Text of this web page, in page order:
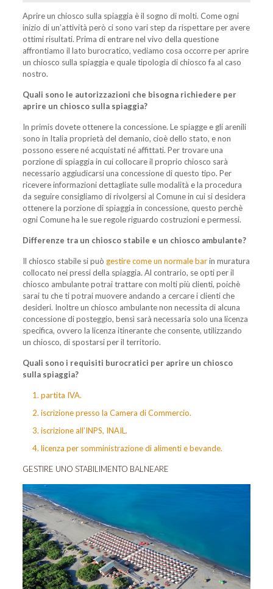
Aprire un chiosco sulla spiaggia è il sogno di molti. Come ogni
inizio di un’attività però ci sono vari step da rispettare per avere
ottimi risultati. Prima di entrare nel vivo della questione
affrontiamo il lato burocratico, vediamo cosa occorre per aprire
un chiosco sulla spiaggia e quale tipologia di chiosco fa al caso
nostro.
Quali sono le autorizzazioni che bisogna richiedere per
aprire un chiosco sulla spiaggia?
In primis dovete ottenere la concessione. Le spiagge e gli arenili
sono in Italia proprietà del demanio, cioè dello stato, e non
possono essere né acquistati né affittati. Per trovare una
porzione di spiaggia in cui collocare il proprio chiosco sarà
necessario aggiudicarsi una concessione di questo tipo. Per
ricevere informazioni dettagliate sulle modalità e la procedura
da seguire consigliamo di rivolgersi al Comune in cui si desidera
ottenere la porzione di spiaggia in concessione, questo perchè
ogni Comune ha le sue regole riguardo costruzioni e permessi.
Differenze tra un chiosco stabile e un chiosco ambulante?
Il chiosco stabile si può gestire come un normale barin muratura
collocato nei pressi della spiaggia. Al contrario, se opti per il
chiosco ambulante potrai trattare con molti più clienti, poichè
sarai tu che ti potrai muovere andando a cercare i clienti che
desideri. Inoltre un chiosco ambulante non necessita di alcuna
concessione di posteggio, bensì sarà necessaria solo una licenza
specifica, ovvero la licenza itinerante che consente, utilizzando
un chiosco, di spostarsi per il territorio.
Quali sono i requisiti burocratici per aprire un chiosco
sulla spiaggia?
partita IVA.
iscrizione presso la Camera di Commercio.
iscrizione all’INPS, INAIL.
licenza per somministrazione di alimenti e bevande.
GESTIRE UNO STABILIMENTO BALNEARE